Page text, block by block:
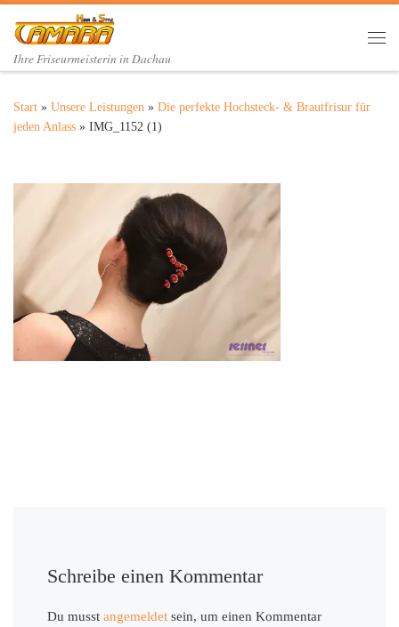
Zum Inhalt springen
Ihre Friseurmeisterin in Dachau
Start » Unsere Leistungen » Die perfekte Hochsteck- & Brautfrisur für
jeden Anlass » IMG_1152 (1)
Schreibe einen Kommentar
Du musst angemeldetsein, um einen Kommentar